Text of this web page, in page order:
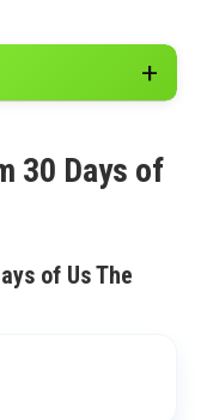
30 Days of
of Us The